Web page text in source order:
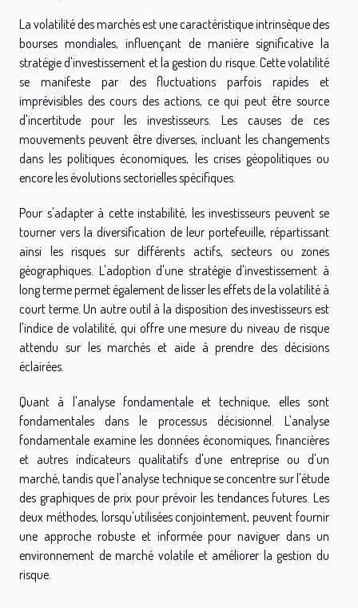
La volatilité des marchés est une caractéristique intrinsèque des
bourses mondiales, influençant de manière significative la
stratégie d'investissement et la gestion du risque. Cette volatilité
se manifeste par des fluctuations parfois rapides et
imprévisibles des cours des actions, ce qui peut être source
d'incertitude pour les investisseurs. Les causes de ces
mouvements peuvent être diverses, incluant les changements
dans les politiques économiques, les crises géopolitiques ou
encore les évolutions sectorielles spécifiques.
Pour s'adapter à cette instabilité, les investisseurs peuvent se
tourner vers la diversification de leur portefeuille, répartissant
ainsi les risques sur différents actifs, secteurs ou zones
géographiques. L'adoption d'une stratégie d'investissement à
long terme permet également de lisser les effets de la volatilité à
court terme. Un autre outil à la disposition des investisseurs est
l'indice de volatilité, qui offre une mesure du niveau de risque
attendu sur les marchés et aide à prendre des décisions
éclairées.
Quant à l'analyse fondamentale et technique, elles sont
fondamentales dans le processus décisionnel. L'analyse
fondamentale examine les données économiques, financières
et autres indicateurs qualitatifs d'une entreprise ou d'un
marché, tandis que l'analyse technique se concentre sur l'étude
des graphiques de prix pour prévoir les tendances futures. Les
deux méthodes, lorsqu'utilisées conjointement, peuvent fournir
une approche robuste et informée pour naviguer dans un
environnement de marché volatile et améliorer la gestion du
risque.